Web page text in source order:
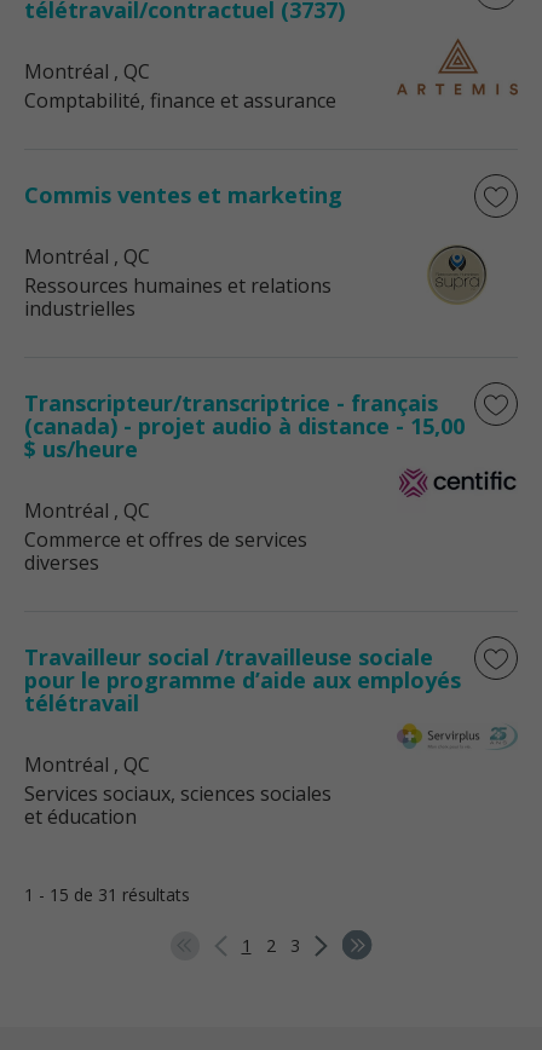
télétravail/contractuel (3737)
Montréal , QC
Comptabilité, finance et assurance
Commis ventes et marketing
Montréal , QC
Ressources humaines et relations
industrielles
Transcripteur/transcriptrice - français
(canada) - projet audio à distance - 15,00
$ us/heure
Montréal , QC
Commerce et offres de services
diverses
Travailleur social /travailleuse sociale
pour le programme d’aide aux employés
télétravail
Montréal , QC
Services sociaux, sciences sociales
et éducation
1 - 15 de 31 résultats
1 2 3